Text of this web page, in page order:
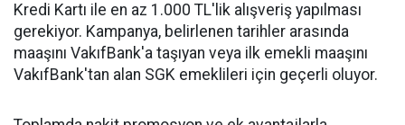
Kredi Kartı ile en az 1.000 TL'lik alışveriş yapılması
gerekiyor. Kampanya, belirlenen tarihler arasında
maaşını VakıfBank'a taşıyan veya ilk emekli maaşını
VakıfBank'tan alan SGK emeklileri için geçerli oluyor.